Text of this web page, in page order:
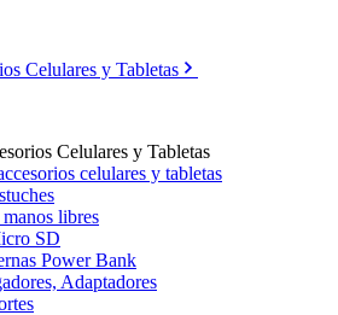
Celulares y Tabletas
Celulares y Tabletas
celulares y tabletas
libres
SD
Power Bank
Adaptadores